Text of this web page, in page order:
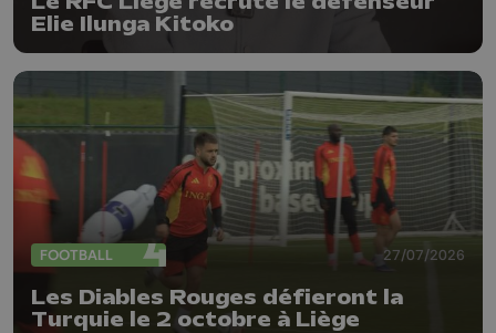
Elie Ilunga Kitoko
FOOTBALL 27/07/2026
Les Diables Rouges défieront la
Turquie le 2 octobre à Liège